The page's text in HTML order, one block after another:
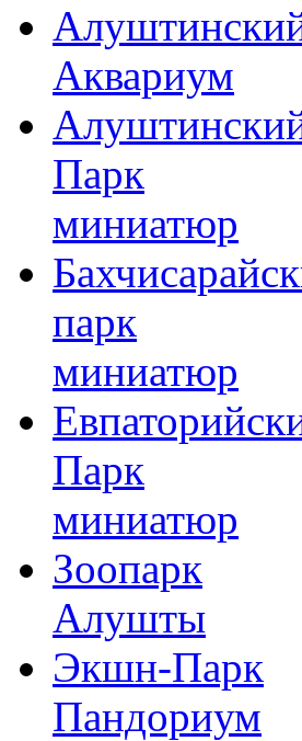
Аквариум
Парк
миниатюр
парк
миниатюр
Парк
миниатюр
Зоопарк
Алушты
Экшн-Парк
Пандориум